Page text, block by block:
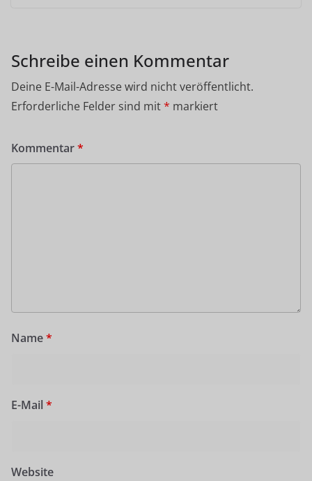
Schreibe einen Kommentar
Deine E-Mail-Adresse wird nicht veröffentlicht.
Erforderliche Felder sind mit* markiert
Kommentar*
Name*
E-Mail *
Website